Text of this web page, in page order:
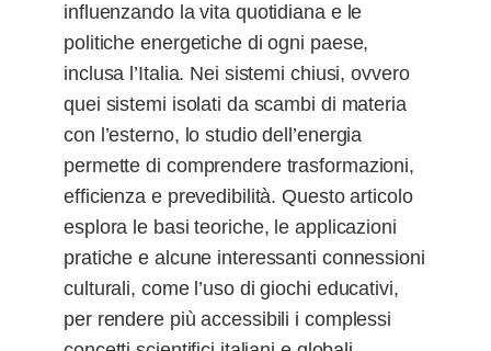
influenzando la vita quotidiana e le
politiche energetiche di ogni paese,
inclusa l’Italia. Nei sistemi chiusi, ovvero
quei sistemi isolati da scambi di materia
con l’esterno, lo studio dell’energia
permette di comprendere trasformazioni,
efficienza e prevedibilità. Questo articolo
esplora le basi teoriche, le applicazioni
pratiche e alcune interessanti connessioni
culturali, come l’uso di giochi educativi,
per rendere più accessibili i complessi